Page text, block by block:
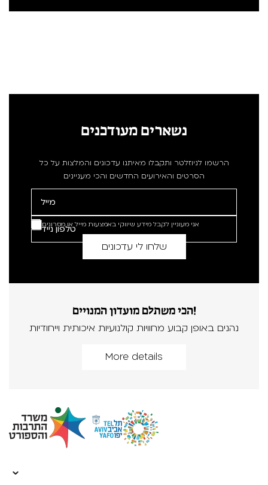
נשארים מעודכנים
הרשמו לניוזלטר ותקבלו מאיתנו עדכונים והמלצות על כל
הסרטים והאירועים החדשים והכי מעניינים
אני מעוניין לקבל מידע שיווקי באמצעות מייל או מסרונים
הכי משתלם מועדון המנויים!
נהנים באופן קבוע מחוויות קולנועיות איכותית וייחודיות
More details